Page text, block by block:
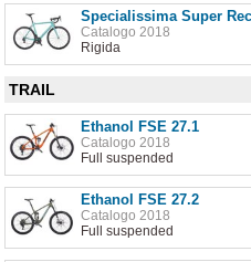
Specialissima Super
Catalogo 2018
Rigida
TRAIL
Ethanol FSE 27.1
Catalogo 2018
Full suspended
Ethanol FSE 27.2
Catalogo 2018
Full suspended